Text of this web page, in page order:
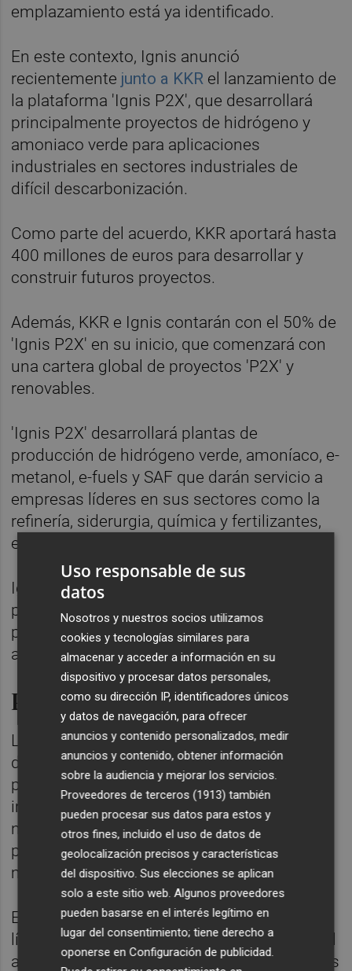
emplazamiento está ya identificado.
En este contexto, Ignis anunció
recientemente junto a KKR el lanzamiento de
la plataforma 'Ignis P2X', que desarrollará
principalmente proyectos de hidrógeno y
amoniaco verde para aplicaciones
industriales en sectores industriales de
difícil descarbonización.
Como parte del acuerdo, KKR aportará hasta
400 millones de euros para desarrollar y
construir futuros proyectos.
Además, KKR e Ignis contarán con el 50% de
'Ignis P2X' en su inicio, que comenzará con
una cartera global de proyectos 'P2X' y
renovables.
'Ignis P2X' desarrollará plantas de
producción de hidrógeno verde, amoníaco, e-
metanol, e-fuels y SAF que darán servicio a
empresas líderes en sus sectores como la
refinería, siderurgia, química y fertilizantes,
entre otros.
Igualmente, la plataforma desarrollará
proyectos renovables tradicionales,
principalmente eólicos y solares, asociados
a los de hidrógeno y amoníaco.
Programa estratégico 'Salta'
Las actividades que Técnicas Reunidas
desarrolla a través de 'track' --su estrategia
para la descarbonización-- reciben un
importante impulso en el marco de 'Salta', el
nuevo programa estratégico que la empresa
presentó públicamente a finales del pasado
mes de mayo.
El acuerdo con Ignis entra dentro de las
líneas de actuación de 'Salta', que incluyen el
apoyo a los clientes en las etapas tempranas
Uso responsable de sus
datos
Nosotros y nuestros socios utilizamos
cookies y tecnologías similares para
almacenar y acceder a información en su
dispositivo y procesar datos personales,
como su dirección IP, identificadores únicos
y datos de navegación, para ofrecer
anuncios y contenido personalizados, medir
anuncios y contenido, obtener información
sobre la audiencia y mejorar los servicios.
Proveedores de terceros (1913) también
pueden procesar sus datos para estos y
otros fines, incluido el uso de datos de
geolocalización precisos y características
del dispositivo. Sus elecciones se aplican
solo a este sitio web. Algunos proveedores
pueden basarse en el interés legítimo en
lugar del consentimiento; tiene derecho a
oponerse enConfiguración de publicidad.